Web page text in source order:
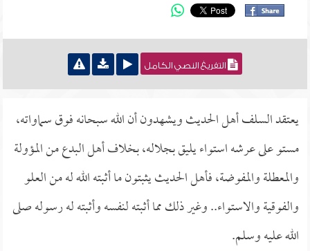
التفريغ النصي الكامل
يعتقد السلف أهل الحديث ويشهدون أن الله سبحانه فوق سماواته،
مستو على عرشه استواء يليق بجلاله، بخلاف أهل البدع من المؤولة
والمعطلة والمفوضة، فأهل الحديث يثبتون ما أثبته الله له من العلو
والفوقية والاستواء.. وغير ذلك مما أثبته لنفسه وأثبته له رسوله صلى
الله عليه وسلم.